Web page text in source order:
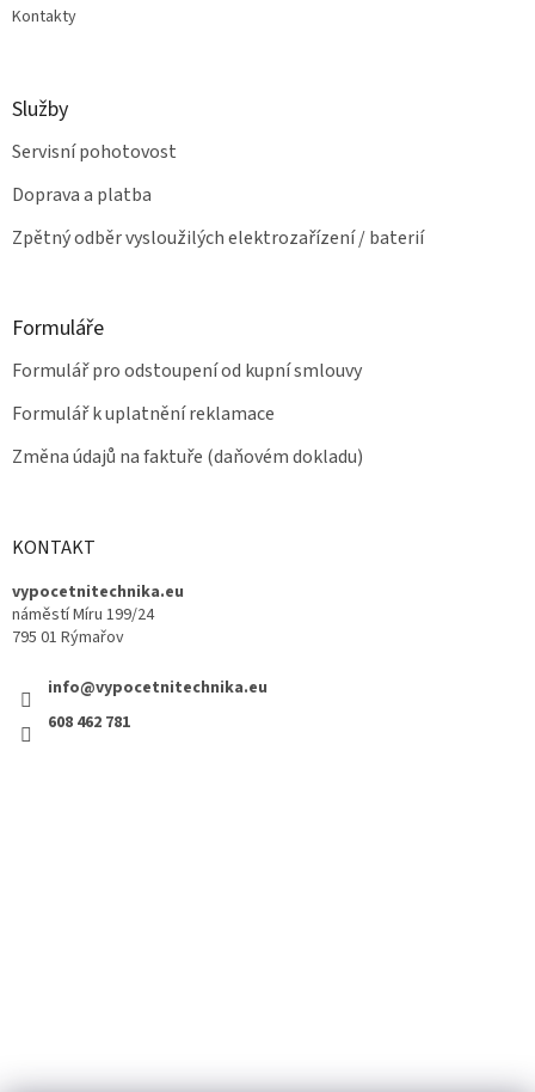
Kontakty
Služby
Servisní pohotovost
Doprava a platba
Zpětný odběr vysloužilých elektrozařízení / baterií
Formuláře
Formulář pro odstoupení od kupní smlouvy
Formulář k uplatnění reklamace
Změna údajů na faktuře (daňovém dokladu)
KONTAKT
vypocetnitechnika.eu
náměstí Míru 199/24
795 01 Rýmařov
info@vypocetnitechnika.eu
608 462 781